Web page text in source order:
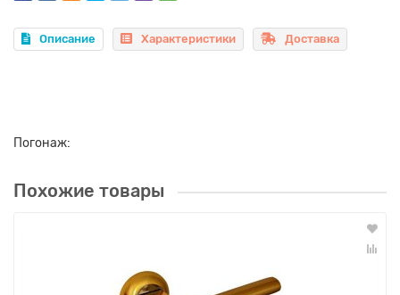
Описание Характеристики Доставка
Погонаж:
Похожие товары